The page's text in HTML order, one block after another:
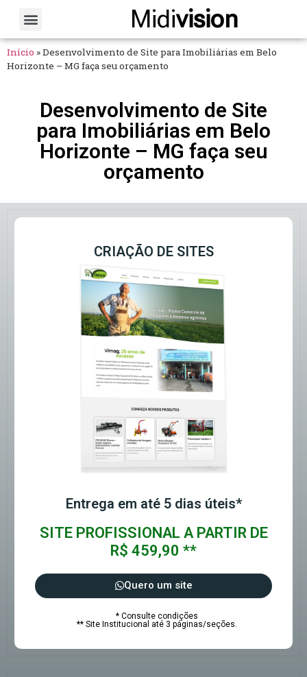
Midivision
Início »Desenvolvimento de Site para Imobiliárias em Belo
Horizonte – MG faça seu orçamento
Desenvolvimento de Site
para Imobiliárias em Belo
Horizonte – MG faça seu
orçamento
CRIAÇÃO DE SITES
Entrega em até 5 dias úteis*
SITE PROFISSIONAL A PARTIR DE
R$ 459,90 **
Quero um site
* Consulte condições
** Site Institucional até 3 páginas/seções.